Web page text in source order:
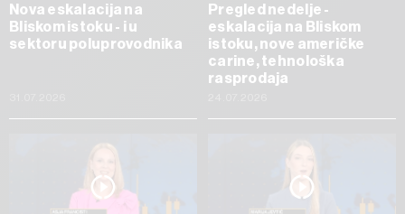
Nova eskalacija na
Bliskom istoku - i u
sektoru poluprovodnika
Pregled nedelje -
eskalacija na Bliskom
istoku, nove američke
carine, tehnološka
rasprodaja